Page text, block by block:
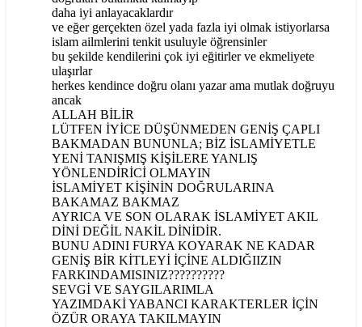
daha iyi anlayacaklardır
ve eğer gerçekten özel yada fazla iyi olmak istiyorlarsa
islam ailmlerini tenkit usuluyle öğrensinler
bu şekilde kendilerini çok iyi eğitirler ve ekmeliyete
ulaşırlar
herkes kendince doğru olanı yazar ama mutlak doğruyu
ancak
ALLAH BİLİR
LÜTFEN İYİCE DÜŞÜNMEDEN GENİŞ ÇAPLI
BAKMADAN BUNUNLA; BİZ İSLAMİYETLE
YENİ TANIŞMIŞ KİŞİLERE YANLIŞ
YÖNLENDİRİCİ OLMAYIN
İSLAMİYET KİŞİNİN DOĞRULARINA
BAKAMAZ BAKMAZ
AYRICA VE SON OLARAK İSLAMİYET AKIL
DİNİ DEĞİL NAKİL DİNİDİR.
BUNU ADINI FURYA KOYARAK NE KADAR
GENİŞ BİR KİTLEYİ İÇİNE ALDIĞIIZIN
FARKINDAMISINIZ??????????
SEVGİ VE SAYGILARIMLA
YAZIMDAKİ YABANCI KARAKTERLER İÇİN
ÖZÜR ORAYA TAKILMAYIN